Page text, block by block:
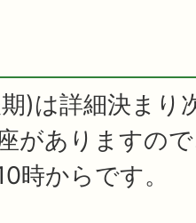
)は詳細決まり
がありますの
時からです。